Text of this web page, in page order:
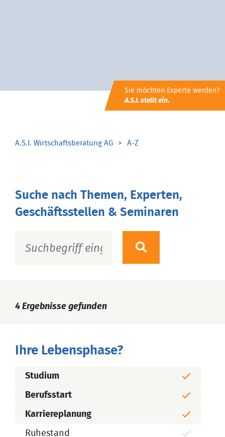
Sie möchten Experte werden?
A.S.I. stellt ein.
A.S.I. Wirtschaftsberatung AG A-Z
Suche nach Themen, Experten,
Geschäftsstellen & Seminaren
4 Ergebnisse gefunden
Ihre Lebensphase?
Studium
Berufsstart
Karriereplanung
Ruhestand